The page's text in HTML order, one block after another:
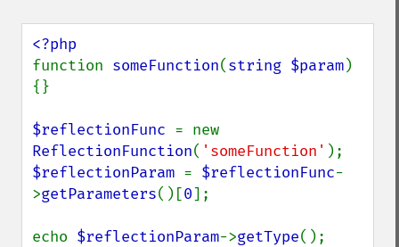
function someFunction(string $param)
{}
$reflectionFunc
ReflectionFunction( 'someFunction'
$reflectionParam = $reflectionFunc-
>getParameters()[0];
echo $reflectionParam->getType();